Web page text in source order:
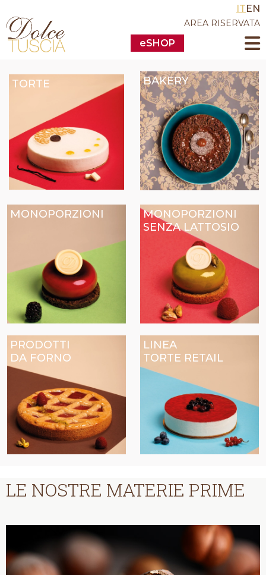
AREA RISERVATA
ITEN
eSHOP
TORTE BAKERY
MONOPORZIONI
MONOPORZIONI
SENZA LATTOSIO
PRODOTTI
DA FORNO
LINEA
TORTE RETAIL
LE NOSTRE MATERIE PRIME